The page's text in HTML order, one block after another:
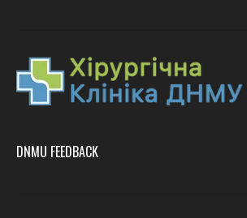
DNMU FEEDBACK